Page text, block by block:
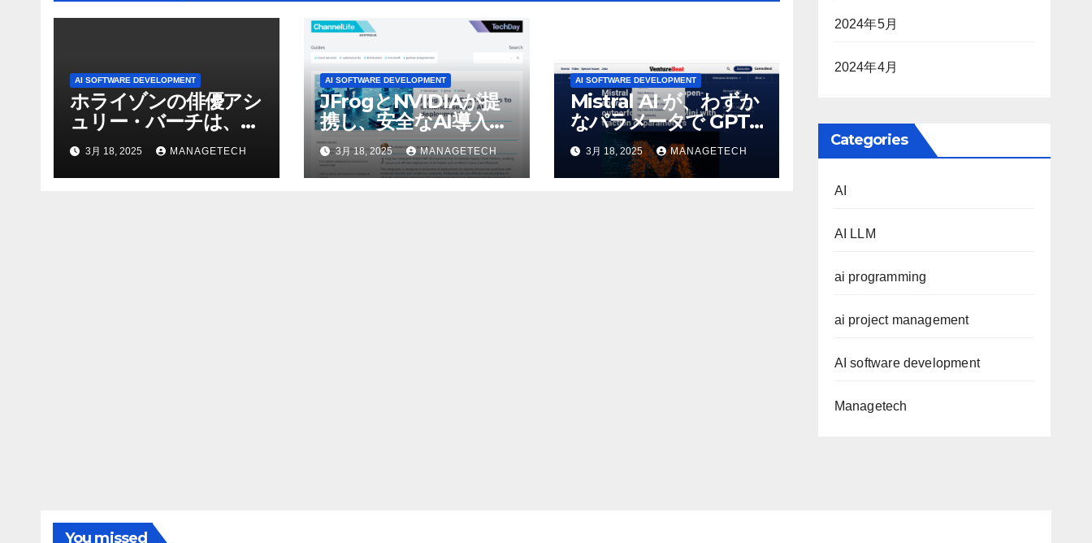
AI SOFTWARE DEVELOPMENT
ホライゾンの俳優アシ
ュリー・バーチは、ソ
ニーのAIアロイのビデ
オを見て「ゲームパフ
ォーマンスという芸術
3月 18, 2025 MANAGETECH
AI SOFTWARE DEVELOPMENT
JFrogとNVIDIAが提
携し、安全なAI導入を
強化
3月 18, 2025 MANAGETECH
AI SOFTWARE DEVELOPMENT
Mistral AI が、わずか
なパラメータで GPT-
4o Mini を上回る新し
いオープンソース モ
デルをリリース |
3月 18, 2025 MANAGETECH
2024年5月
2024年4月
Categories
AI
AI LLM
ai programming
ai project management
AI software development
Managetech
You missed